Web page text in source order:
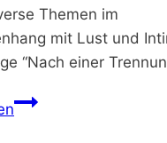
Themen im
mit Lust und
“Nach einer
“Nach